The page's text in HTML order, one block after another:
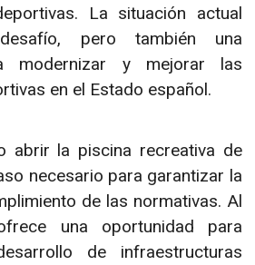
La situación actual
pero también una
modernizar y mejorar las
en el Estado español.
abrir la piscina recreativa de
necesario para garantizar la
de las normativas. Al
una oportunidad para
de infraestructuras